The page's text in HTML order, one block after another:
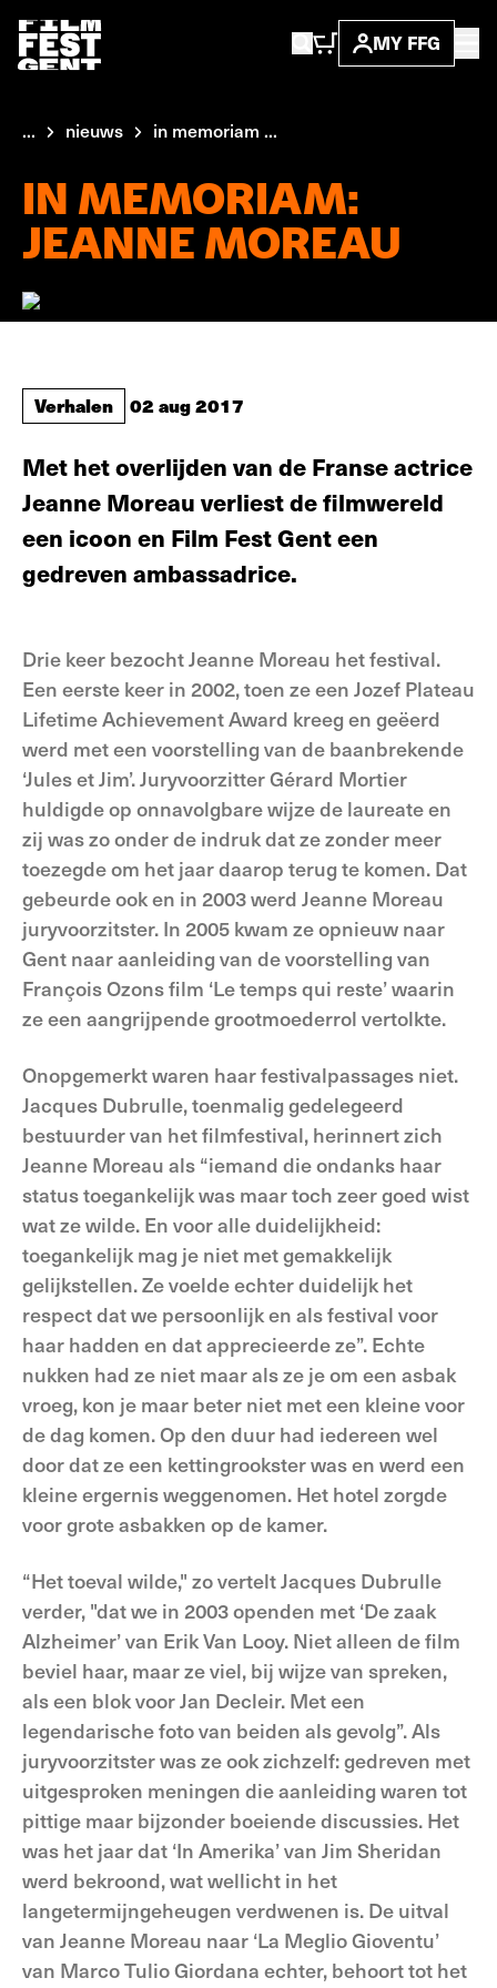
MY FFG
... nieuws in memoriam ...
IN MEMORIAM:
JEANNE MOREAU
Verhalen 02 aug 2017
Met het overlijden van de Franse actrice
Jeanne Moreau verliest de filmwereld
een icoon en Film Fest Gent een
gedreven ambassadrice.
Drie keer bezocht Jeanne Moreau het festival.
Een eerste keer in 2002, toen ze een Jozef Plateau
Lifetime Achievement Award kreeg en geëerd
werd met een voorstelling van de baanbrekende
‘Jules et Jim’. Juryvoorzitter Gérard Mortier
huldigde op onnavolgbare wijze de laureate en
zij was zo onder de indruk dat ze zonder meer
toezegde om het jaar daarop terug te komen. Dat
gebeurde ook en in 2003 werd Jeanne Moreau
juryvoorzitster. In 2005 kwam ze opnieuw naar
Gent naar aanleiding van de voorstelling van
François Ozons film ‘Le temps qui reste’ waarin
ze een aangrijpende grootmoederrol vertolkte.
Onopgemerkt waren haar festivalpassages niet.
Jacques Dubrulle, toenmalig gedelegeerd
bestuurder van het filmfestival, herinnert zich
Jeanne Moreau als “iemand die ondanks haar
status toegankelijk was maar toch zeer goed wist
wat ze wilde. En voor alle duidelijkheid:
toegankelijk mag je niet met gemakkelijk
gelijkstellen. Ze voelde echter duidelijk het
respect dat we persoonlijk en als festival voor
haar hadden en dat apprecieerde ze”. Echte
nukken had ze niet maar als ze je om een asbak
vroeg, kon je maar beter niet met een kleine voor
de dag komen. Op den duur had iedereen wel
door dat ze een kettingrookster was en werd een
kleine ergernis weggenomen. Het hotel zorgde
voor grote asbakken op de kamer.
“Het toeval wilde," zo vertelt Jacques Dubrulle
verder, "dat we in 2003 openden met ‘De zaak
Alzheimer’ van Erik Van Looy. Niet alleen de film
beviel haar, maar ze viel, bij wijze van spreken,
als een blok voor Jan Decleir. Met een
legendarische foto van beiden als gevolg”. Als
juryvoorzitster was ze ook zichzelf: gedreven met
uitgesproken meningen die aanleiding waren tot
pittige maar bijzonder boeiende discussies. Het
was het jaar dat ‘In Amerika’ van Jim Sheridan
werd bekroond, wat wellicht in het
langetermijngeheugen verdwenen is. De uitval
van Jeanne Moreau naar ‘La Meglio Gioventu’
van Marco Tulio Giordana echter, behoort tot het